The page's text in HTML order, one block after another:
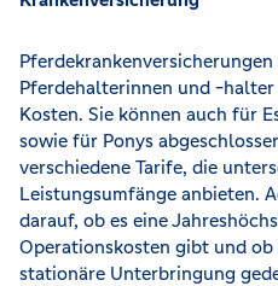
Pferdehalterinnen und -
Kosten. Sie können auch für
sowie für Ponys
verschiedene Tarife, die
Leistungsumfänge anbieten.
darauf, ob es eine
Operationskosten gibt und
stationäre Unterbringung